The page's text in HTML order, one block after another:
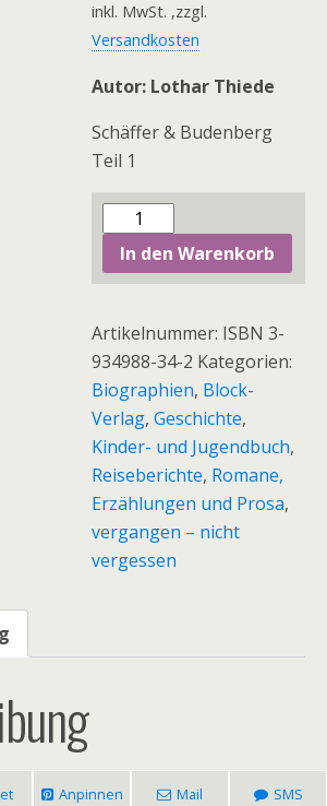
inkl. MwSt. ,zzgl.
Versandkosten
Autor: Lothar Thiede
Schäffer & Budenberg
Teil 1
Magdeburg
und
seine
Menge
In den Warenkorb
Artikelnummer: ISBN 3-
934988-34-2 Kategorien:
Biographien, Block-
Verlag,Geschichte,
Kinder- und Jugendbuch,
Reiseberichte, Romane,
Erzählungen und Prosa,
vergangen – nicht
vergessen
Anpinnen Mail SMS